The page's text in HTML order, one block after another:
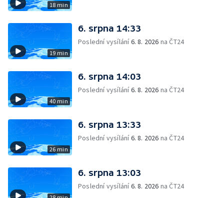
18 min
19 min
6. srpna 14:33
Poslední vysílání6. 8. 2026 na ČT24
40 min
6. srpna 14:03
Poslední vysílání6. 8. 2026 na ČT24
26 min
6. srpna 13:33
Poslední vysílání6. 8. 2026 na ČT24
6. srpna 13:03
Poslední vysílání6. 8. 2026 na ČT24